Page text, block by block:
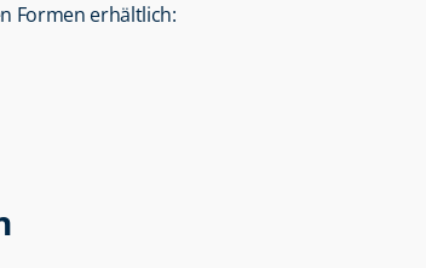
Formen erhältlich: